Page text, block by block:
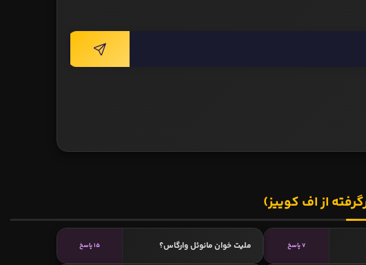
از اف کوییز)
7 پاسخ ملیت خوان مانوئل وارگاس؟ 15 پاسخ